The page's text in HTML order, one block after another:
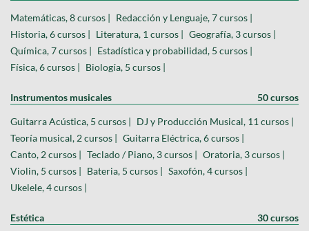
Matemáticas, 8 cursos | Redacción y Lenguaje, 7 cursos |
Historia, 6 cursos | Literatura, 1 cursos | Geografía, 3 cursos |
Química, 7 cursos | Estadística y probabilidad, 5 cursos |
Física, 6 cursos | Biología, 5 cursos |
Instrumentos musicales 50 cursos
Guitarra Acústica, 5 cursos | DJ y Producción Musical, 11 cursos |
Teoría musical, 2 cursos | Guitarra Eléctrica, 6 cursos |
Canto, 2 cursos | Teclado / Piano, 3 cursos | Oratoria, 3 cursos |
Violin, 5 cursos | Bateria, 5 cursos | Saxofón, 4 cursos |
Ukelele, 4 cursos |
Estética 30 cursos